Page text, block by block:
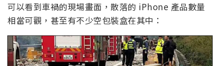
可以看到車禍的現場畫面，散落的 iPhone 產品數量
相當可觀，甚至有不少空包裝盒在其中：